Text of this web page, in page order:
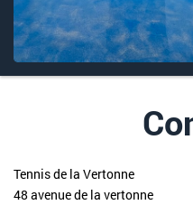
Tennis de la Vertonne
48 avenue de la vertonne